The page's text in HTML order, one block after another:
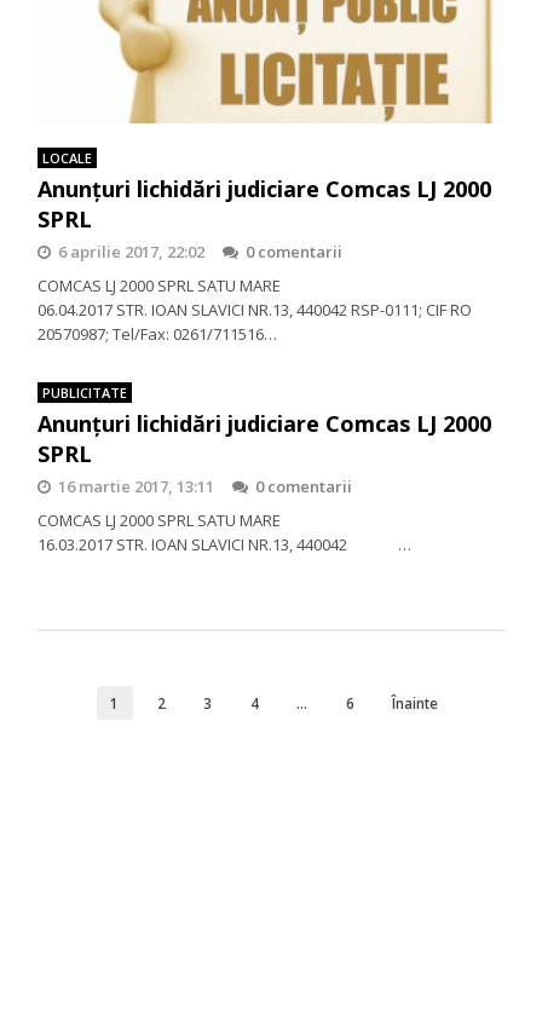
LOCALE
Anunţuri lichidări judiciare Comcas LJ 2000
SPRL
6 aprilie 2017, 22:02
0 comentarii
COMCAS LJ 2000 SPRL SATU MARE
06.04.2017 STR. IOAN SLAVICI NR.13, 440042 RSP-0111; CIF RO
20570987; Tel/Fax: 0261/711516…
PUBLICITATE
Anunţuri lichidări judiciare Comcas LJ 2000
SPRL
16 martie 2017, 13:11
0 comentarii
COMCAS LJ 2000 SPRL SATU MARE
16.03.2017 STR. IOAN SLAVICI NR.13, 440042 …
1 2 3 4 … 6 Înainte